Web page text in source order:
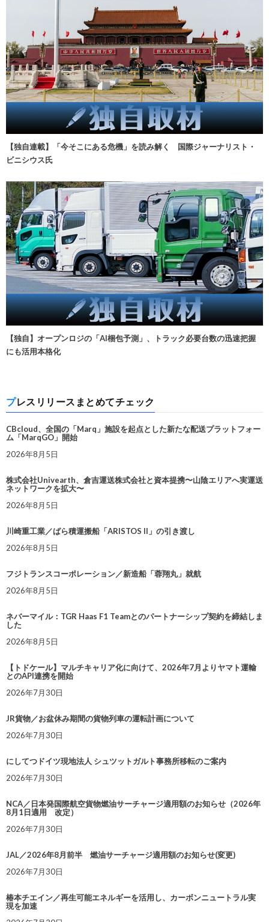
【独自連載】「今そこにある危機」を読み解く 国際ジャーナリスト・
ビニシウス氏
【独自】オープンロジの「AI梱包予測」、トラック必要台数の迅速把握
にも活用本格化
プレスリリースまとめてチェック
CBcloud、全国の「Marq」施設を起点とした新たな配送プラットフォー
ム「MarqGO」開始
2026年8月5日
株式会社Univearth、倉吉運送株式会社と資本提携〜山陰エリアへ実運送
ネットワークを拡大〜
2026年8月5日
川崎重工業／ばら積運搬船「ARISTOS II」の引き渡し
2026年8月5日
フジトランスコーポレーション／新造船「蓉翔丸」就航
2026年8月5日
ネバーマイル：TGR Haas F1 Teamとのパートナーシップ契約を締結しま
した
2026年8月5日
【トドケール】マルチキャリア化に向けて、2026年7月よりヤマト運輸
とのAPI連携を開始
2026年7月30日
JR貨物／お盆休み期間の貨物列車の運転計画について
2026年7月30日
にしてつドイツ現地法人 シュツットガルト事務所移転のご案内
2026年7月30日
NCA／日本発国際航空貨物燃油サーチャージ適用額のお知らせ（2026年
8月1日適用 改定）
2026年7月30日
JAL／2026年8月前半 燃油サーチャージ適用額のお知らせ(変更)
2026年7月30日
椿本チエイン／再生可能エネルギーを活用し、カーボンニュートラル実
現を加速